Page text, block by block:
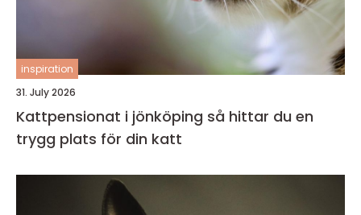
inspiration
31. July 2026
Kattpensionat i jönköping så hittar du en
trygg plats för din katt